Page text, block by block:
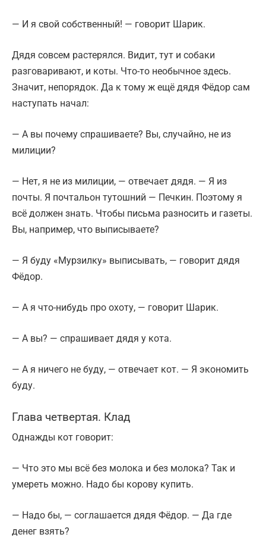
— И я свой собственный! — говорит Шарик.
Дядя совсем растерялся. Видит, тут и собаки
разговаривают, и коты. Что-то необычное здесь.
Значит, непорядок. Да к тому ж ещё дядя Фёдор сам
наступать начал:
— А вы почему спрашиваете? Вы, случайно, не из
милиции?
— Нет, я не из милиции, — отвечает дядя. — Я из
почты. Я почтальон тутошний — Печкин. Поэтому я
всё должен знать. Чтобы письма разносить и газеты.
Вы, например, что выписываете?
— Я буду «Мурзилку» выписывать, — говорит дядя
Фёдор.
— А я что-нибудь про охоту, — говорит Шарик.
— А вы? — спрашивает дядя у кота.
— А я ничего не буду, — отвечает кот. — Я экономить
буду.
Глава четвертая. Клад
Однажды кот говорит:
— Что это мы всё без молока и без молока? Так и
умереть можно. Надо бы корову купить.
— Надо бы, — соглашается дядя Фёдор. — Да где
денег взять?